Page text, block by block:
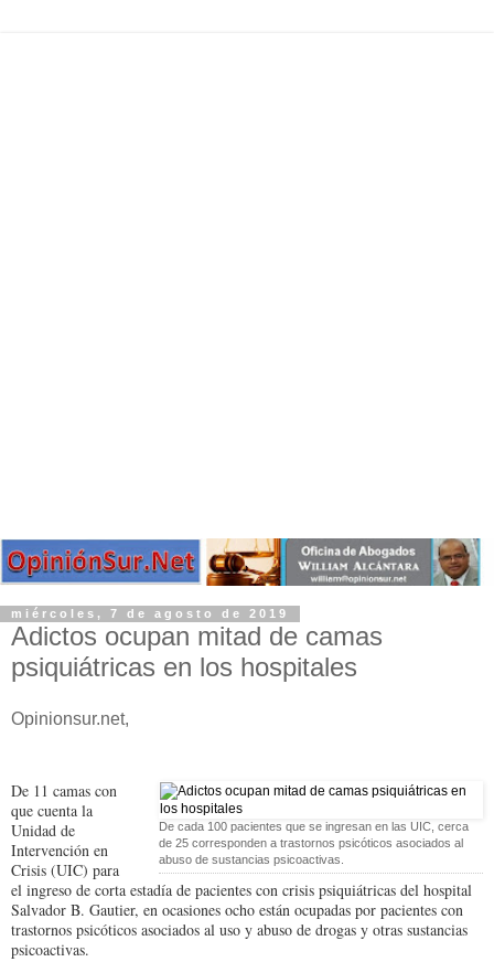
miércoles, 7 de agosto de 2019
Adictos ocupan mitad de camas
psiquiátricas en los hospitales
Opinionsur.net,
De cada 100 pacientes que se ingresan en las UIC, cerca
de 25 corresponden a trastornos psicóticos asociados al
abuso de sustancias psicoactivas.
De 11 camas con
que cuenta la
Unidad de
Intervención en
Crisis (UIC) para
el ingreso de corta estadía de pacientes con crisis psiquiátricas del hospital
Salvador B. Gautier, en ocasiones ocho están ocupadas por pacientes con
trastornos psicóticos asociados al uso y abuso de drogas y otras sustancias
psicoactivas.